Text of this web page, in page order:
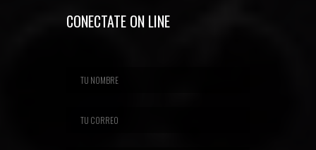
CONECTATE ON LINE